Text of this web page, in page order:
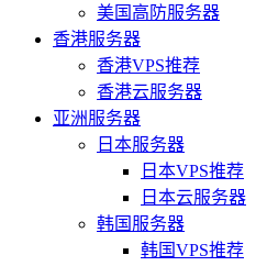
美国高防服务器
香港服务器
香港VPS推荐
香港云服务器
亚洲服务器
日本服务器
日本VPS推荐
日本云服务器
韩国服务器
韩国VPS推荐